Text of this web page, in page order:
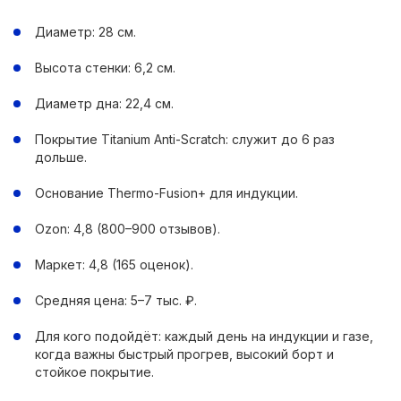
Диаметр: 28 см.
Высота стенки: 6,2 см.
Диаметр дна: 22,4 см.
Покрытие Titanium Anti-Scratch: служит до 6 раз
дольше.
Основание Thermo-Fusion+ для индукции.
Ozon: 4,8 (800–900 отзывов).
Маркет: 4,8 (165 оценок).
Средняя цена: 5–7 тыс. ₽.
Для кого подойдёт: каждый день на индукции и газе,
когда важны быстрый прогрев, высокий борт и
стойкое покрытие.